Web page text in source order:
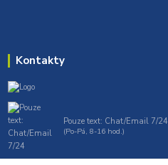
Kontakty
Pouze text: Chat/Email 7/24
(Po-Pá, 8-16 hod.)